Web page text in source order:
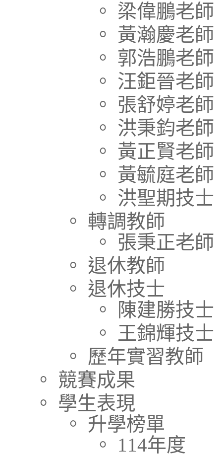
。 梁偉鵬老師
。 黃瀚慶老師
。 郭浩鵬老師
。 汪鉅晉老師
。 張舒婷老師
。 洪秉鈞老師
。 黃正賢老師
。 黃毓庭老師
。 洪聖期技士
。 轉調教師
。 張秉正老師
。 退休教師
。 退休技士
。 陳建勝技士
。 王錦輝技士
。 歷年實習教師
。 競賽成果
。 學生表現
。 升學榜單
。 114年度